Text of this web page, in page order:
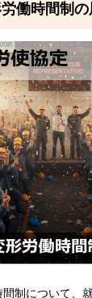
働時間制の
制について、